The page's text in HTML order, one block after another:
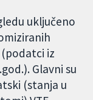
uključeno
iz
Glavni su
(stanja u